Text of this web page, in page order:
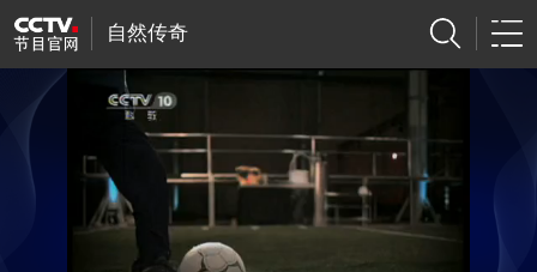
自然传奇